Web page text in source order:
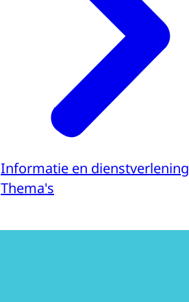
Informatie en dienstverlening
Thema's